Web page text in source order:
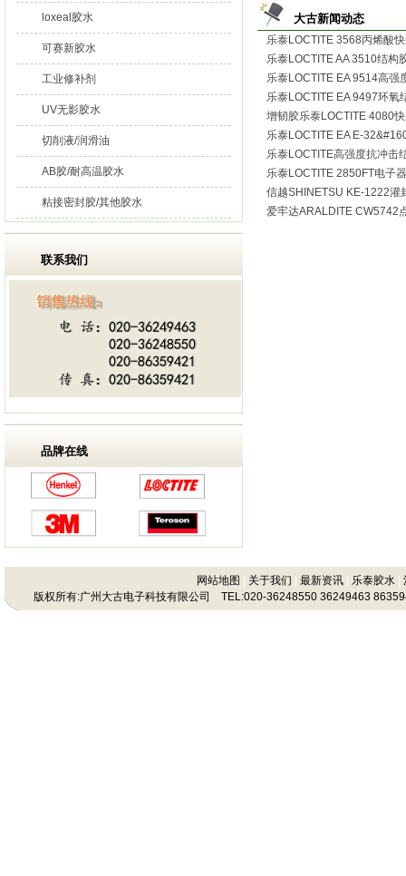
loxeal胶水
可赛新胶水
工业修补剂
UV无影胶水
切削液/润滑油
AB胶/耐高温胶水
粘接密封胶/其他胶水
联系我们
品牌在线
大古新闻动态
乐泰LOCTITE 3568丙烯
乐泰LOCTITE AA 3510结
乐泰LOCTITE EA 9514高
乐泰LOCTITE EA 9497环
增韧胶乐泰LOCTITE
乐泰LOCTITE EA E-
乐泰LOCTITE高强度抗冲
乐泰LOCTITE 2850FT电
信越SHINETSU KE-1222
爱牢达ARALDITE
网站地图 关于我们 最新资讯| 乐泰胶水|
版权所有:广州大古电子科技有限公司 TEL:020-36248550 36249463